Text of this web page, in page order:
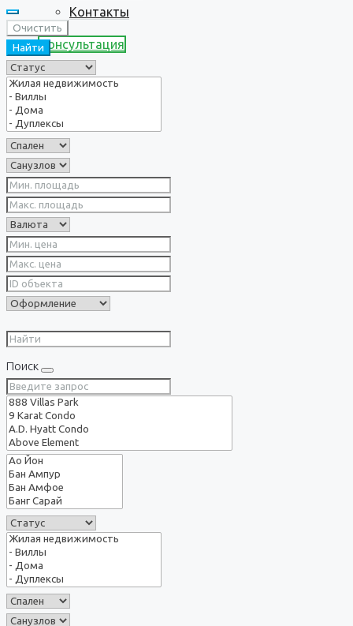
Контакты
Консультация
Очистить
Найти
Поиск